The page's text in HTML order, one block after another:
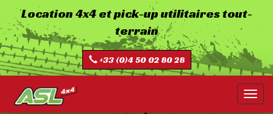
Aller
au
contenu
principal
Location 4x4 et pick-up utilitaires tout-
terrain
+33 (0)4 50 02 80 28